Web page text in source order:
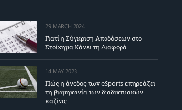
29 MARCH 2024
Γιατί η Σύγκριση Αποδόσεων στο
Στοίχημα Κάνει τη Διαφορά
14 MAY 2023
Πώς η άνοδος των eSports επηρεάζει
τη βιομηχανία των διαδικτυακών
καζίνο;